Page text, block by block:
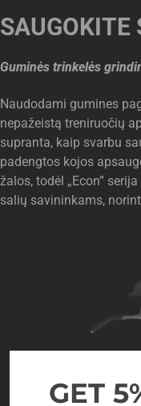
SAUGOKITE
Guminės trinkelės
Naudodami gumines
nepažeistą treniruočių
supranta, kaip svarbu
padengtos kojos
žalos, todėl „Econ”
salių savininkams,
GET